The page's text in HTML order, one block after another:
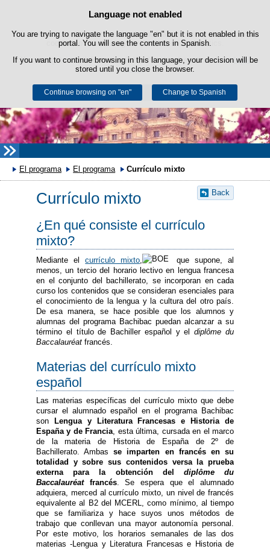
Cookie Policy
This website uses its own cookies to facilitate browsing and third-party
cookies to obtain usage and satisfaction statistics.
You can get more information in the "Cookies" section of ourlegal
notice.
Accept Reject
Language not enabled
You are trying to navigate the language "en" but it is not enabled in this
portal. You will see the contents in Spanish.
If you want to continue browsing in this language, your decision will be
stored until you close the browser.
Continue browsing on "en" Change to Spanish
Skip to content
El programa El programa Currículo mixto
Back
Currículo mixto
¿En qué consiste el currículo
mixto?
Mediante elcurrículo mixto
que supone, al
menos, un tercio del horario lectivo en lengua francesa
en el conjunto del bachillerato, se incorporan en cada
curso los contenidos que se consideran esenciales para
el conocimiento de la lengua y la cultura del otro país.
De esa manera, se hace posible que los alumnos y
alumnas del programa Bachibac puedan alcanzar a su
término el título de Bachiller español y eldiplôme du
Baccalauréat francés.
Materias del currículo mixto
español
Las materias específicas del currículo mixto que debe
cursar el alumnado español en el programa Bachibac
son
Lengua y Literatura Francesas e Historia de
España y de Francia, esta última, cursada en el marco
de la materia de Historia de España de 2º de
Bachillerato. Ambasse imparten en francés en su
totalidad y sobre sus contenidos versa la prueba
externa para la obtención del diplôme du
Baccalauréatfrancés. Se espera que el alumnado
adquiera, merced al currículo mixto, un nivel de francés
equivalente al B2 del MCERL, como mínimo, al tiempo
que se familiariza y hace suyos unos métodos de
trabajo que conllevan una mayor autonomía personal.
Por este motivo, los horarios semanales de las dos
materias -Lengua y Literatura Francesas e Historia de